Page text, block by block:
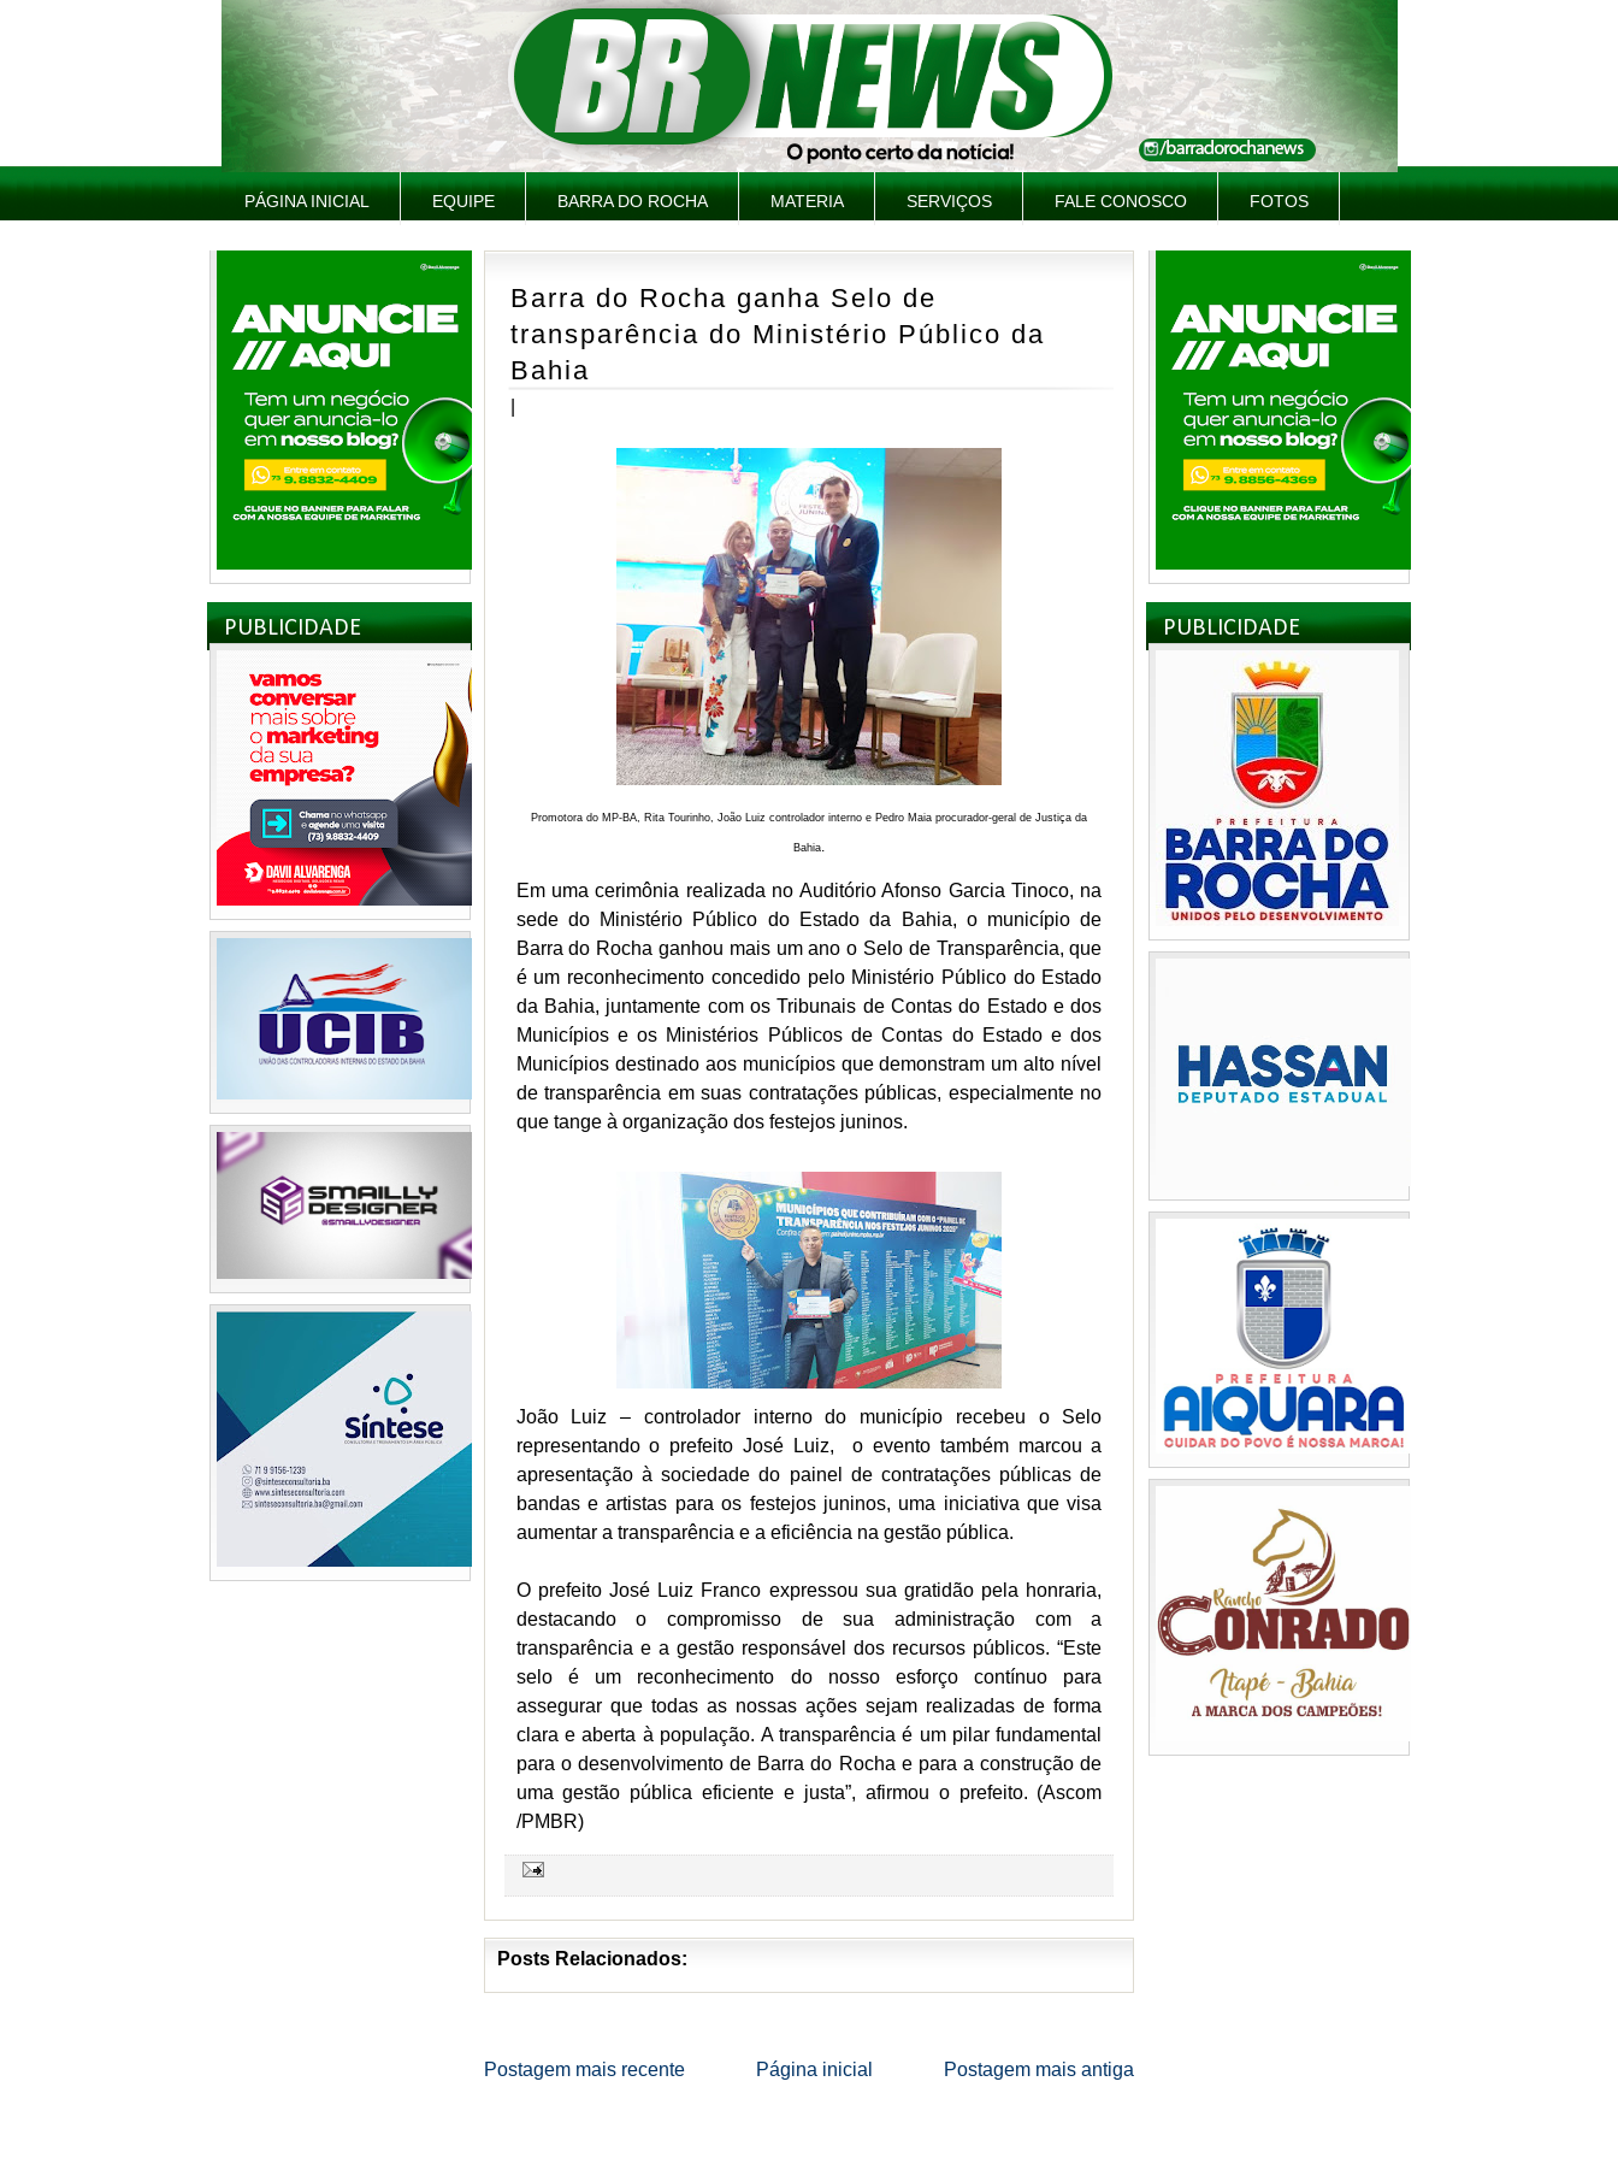
PÁGINA INICIAL EQUIPE BARRA DO ROCHA MATERIA SERVIÇOS FALE CONOSCO FOTOS
PUBLICIDADE
Barra do Rocha ganha Selo de
transparência do Ministério Público da
Bahia
Promotora do MP-BA, Rita Tourinho, João Luiz controlador interno e Pedro Maia procurador-geral de Justiça da
Bahia.
Em uma cerimônia realizada no Auditório Afonso Garcia Tinoco, na
sede do Ministério Público do Estado da Bahia, o município de
Barra do Rocha ganhou mais um ano o Selo de Transparência, que
é um reconhecimento concedido pelo Ministério Público do Estado
da Bahia, juntamente com os Tribunais de Contas do Estado e dos
Municípios e os Ministérios Públicos de Contas do Estado e dos
Municípios destinado aos municípios que demonstram um alto nível
de transparência em suas contratações públicas, especialmente no
que tange à organização dos festejos juninos.
João Luiz – controlador interno do município recebeu o Selo
representando o prefeito José Luiz, o evento também marcou a
apresentação à sociedade do painel de contratações públicas de
bandas e artistas para os festejos juninos, uma iniciativa que visa
aumentar a transparência e a eficiência na gestão pública.
O prefeito José Luiz Franco expressou sua gratidão pela honraria,
destacando o compromisso de sua administração com a
transparência e a gestão responsável dos recursos públicos. “Este
selo é um reconhecimento do nosso esforço contínuo para
assegurar que todas as nossas ações sejam realizadas de forma
clara e aberta à população. A transparência é um pilar fundamental
para o desenvolvimento de Barra do Rocha e para a construção de
uma gestão pública eficiente e justa”, afirmou o prefeito. (Ascom
/PMBR)
Posts Relacionados:
Postagem mais recente Postagem mais antiga
Página inicial
PUBLICIDADE